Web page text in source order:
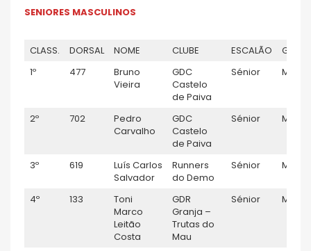
SENIORES MASCULINOS
CLASS. DORSAL NOME CLUBE ESCALÃO
1º
477
Bruno
Vieira
GDC
Castelo
de Paiva
Sénior M
2º 702
Pedro
Carvalho
GDC
Castelo
de Paiva
Sénior M
3º 619
Luís Carlos
Salvador
Runners
do Demo
Sénior M
4º 133
Toni
Marco
Leitão
Costa
GDR
Granja –
Trutas do
Mau
Sénior M